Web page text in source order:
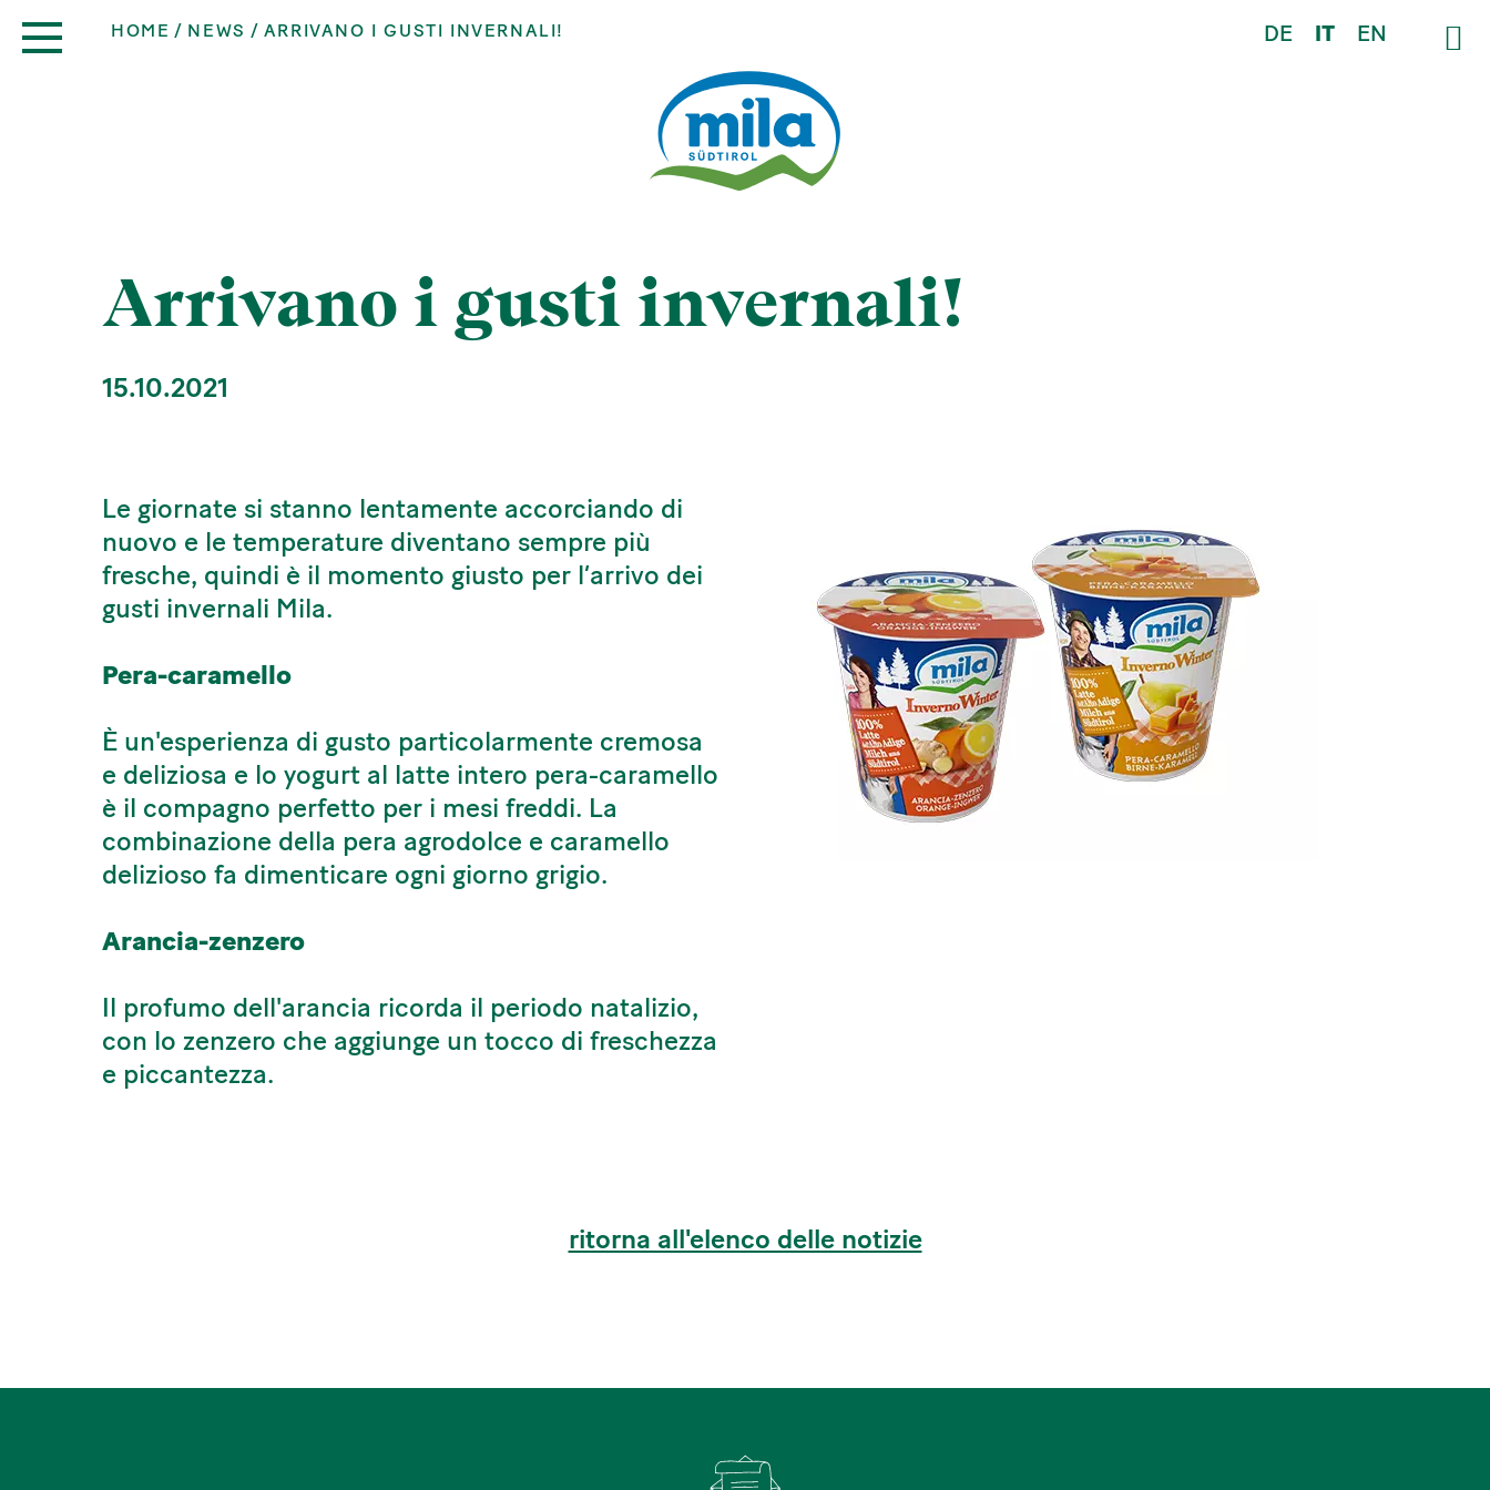
DE IT EN
HOME NEWS ARRIVANO I GUSTI INVERNALI!
Arrivano i gusti invernali!
15.10.2021
Le giornate si stanno lentamente accorciando di
nuovo e le temperature diventano sempre più
fresche, quindi è il momento giusto per l’arrivo dei
gusti invernali Mila.
Pera-caramello
È un'esperienza di gusto particolarmente cremosa
e deliziosa e lo yogurt al latte intero pera-caramello
è il compagno perfetto per i mesi freddi. La
combinazione della pera agrodolce e caramello
delizioso fa dimenticare ogni giorno grigio.
Arancia-zenzero
Il profumo dell'arancia ricorda il periodo natalizio,
con lo zenzero che aggiunge un tocco di freschezza
e piccantezza.
ritorna all'elenco delle notizie